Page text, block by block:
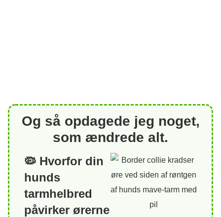
Og så opdagede jeg noget,
som ændrede alt.
🦠 Hvorfor din
hunds
tarmhelbred
påvirker ørerne